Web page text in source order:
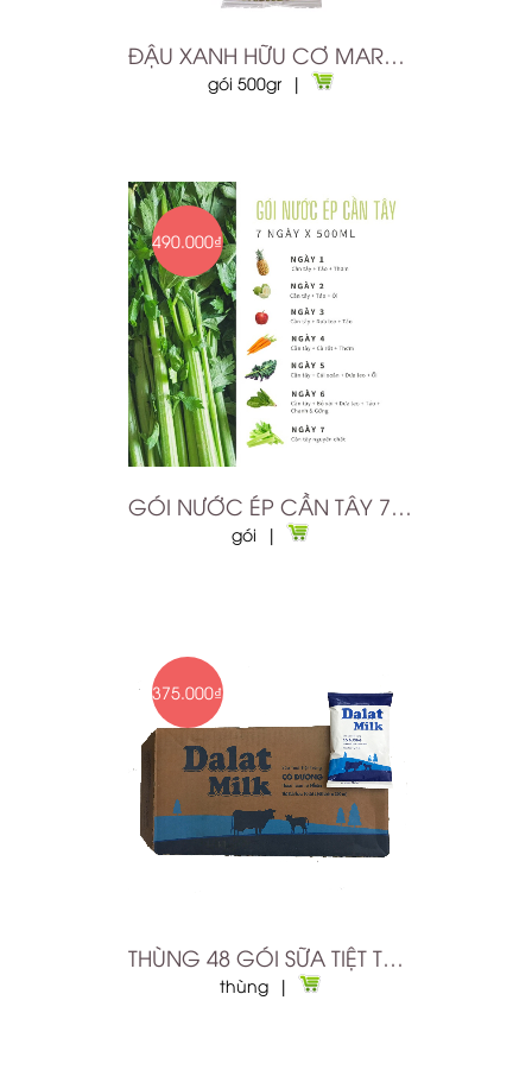
ĐẬU XANH HỮU CƠ MARKAL
gói 500gr |
490.000₫
GÓI NƯỚC ÉP CẦN TÂY 7 NGÀY
gói |
375.000₫
THÙNG 48 GÓI SỮA TIỆT TRÙNG DALATMILK
thùng |